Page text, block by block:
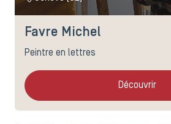
Favre Michel
Peintre en lettres
Découvrir